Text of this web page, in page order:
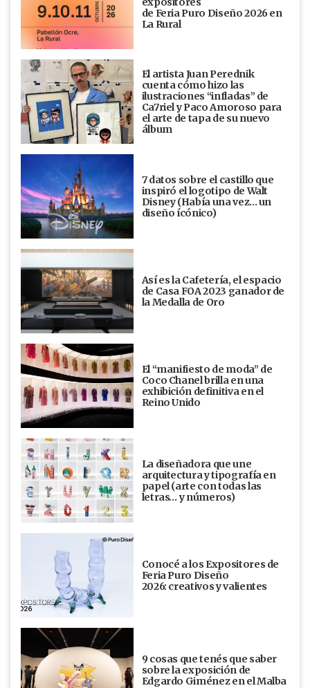
de Feria Puro Diseño 2026 en
La Rural
El artista Juan Perednik
cuenta cómo hizo las
ilustraciones “infladas” de
Ca7riel y Paco Amoroso para
el arte de tapa de su nuevo
álbum
7 datos sobre el castillo que
inspiró el logotipo de Walt
Disney (Había una vez... un
diseño ícónico)
Así es la Cafetería, el espacio
de Casa FOA 2023 ganador de
la Medalla de Oro
El “manifiesto de moda” de
Coco Chanel brilla en una
exhibición definitiva en el
Reino Unido
La diseñadora que une
arquitectura y tipografía en
papel (arte con todas las
letras… y números)
Conocé a los Expositores de
Feria Puro Diseño
2026: creativos y valientes
9 cosas que tenés que saber
sobre la exposición de
Edgardo Giménez en el Malba